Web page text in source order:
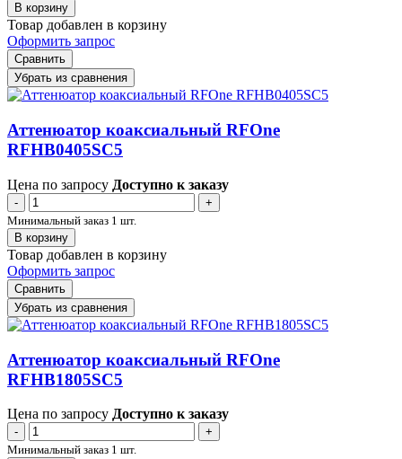
В корзину
Товар добавлен в корзину
Оформить запрос
Сравнить
Убрать из сравнения
Аттенюатор коаксиальный RFOne
RFHB0405SC5
Цена по запросу Доступно к заказу
-
+
Минимальный заказ 1 шт.
В корзину
Товар добавлен в корзину
Оформить запрос
Сравнить
Убрать из сравнения
Аттенюатор коаксиальный RFOne
RFHB1805SC5
Цена по запросу Доступно к заказу
-
+
Минимальный заказ 1 шт.